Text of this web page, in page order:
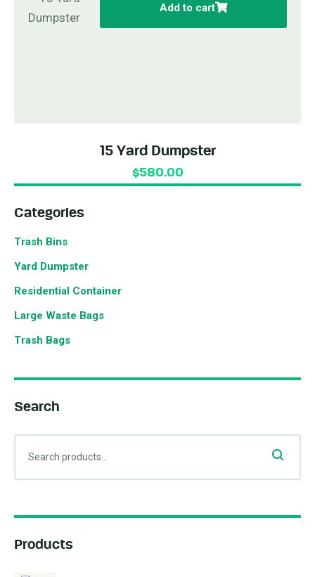
Add to cart
15 Yard Dumpster
$580.00
Categories
Trash Bins
Yard Dumpster
Residential Container
Large Waste Bags
Trash Bags
Search
Products